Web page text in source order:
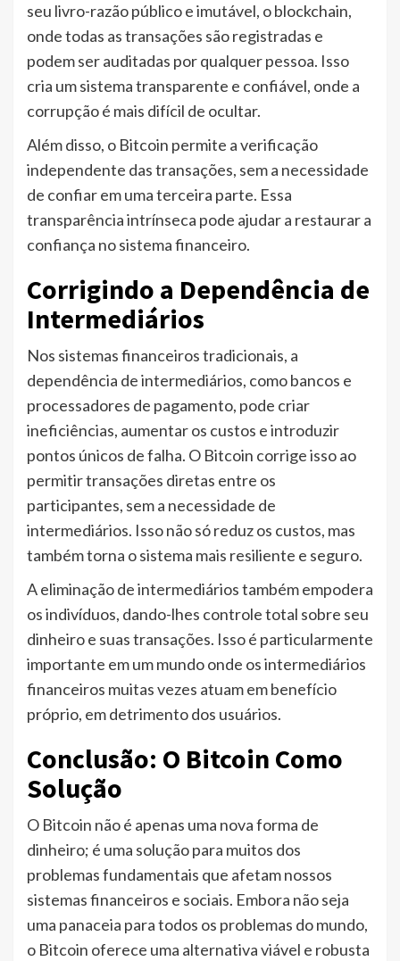
seu livro-razão público e imutável, o blockchain,
onde todas as transações são registradas e
podem ser auditadas por qualquer pessoa. Isso
cria um sistema transparente e confiável, onde a
corrupção é mais difícil de ocultar.
Além disso, o Bitcoin permite a verificação
independente das transações, sem a necessidade
de confiar em uma terceira parte. Essa
transparência intrínseca pode ajudar a restaurar a
confiança no sistema financeiro.
Corrigindo a Dependência de
Intermediários
Nos sistemas financeiros tradicionais, a
dependência de intermediários, como bancos e
processadores de pagamento, pode criar
ineficiências, aumentar os custos e introduzir
pontos únicos de falha. O Bitcoin corrige isso ao
permitir transações diretas entre os
participantes, sem a necessidade de
intermediários. Isso não só reduz os custos, mas
também torna o sistema mais resiliente e seguro.
A eliminação de intermediários também empodera
os indivíduos, dando-lhes controle total sobre seu
dinheiro e suas transações. Isso é particularmente
importante em um mundo onde os intermediários
financeiros muitas vezes atuam em benefício
próprio, em detrimento dos usuários.
Conclusão: O Bitcoin Como
Solução
O Bitcoin não é apenas uma nova forma de
dinheiro; é uma solução para muitos dos
problemas fundamentais que afetam nossos
sistemas financeiros e sociais. Embora não seja
uma panaceia para todos os problemas do mundo,
o Bitcoin oferece uma alternativa viável e robusta